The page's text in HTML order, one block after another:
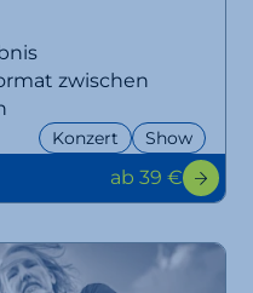
zwischen
Konzert Show
ab 39 €